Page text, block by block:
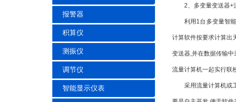
报警器
积算仪
测振仪
调节仪
智能显示仪表
2、多变量变送器+
利用1台多变量智能
计算软件按要求计算出
变送器,并在数据传输
流量计算机一起实行联
采用流量计算机或工